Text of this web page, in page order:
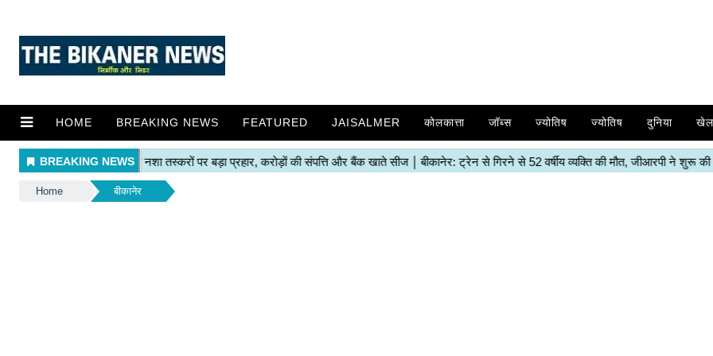
HOME BREAKING NEWS FEATURED JAISALMER कोलकात्ता जॉब्स ज्योतिष ज्योतिष दुनिया खेल
Home बीकानेर